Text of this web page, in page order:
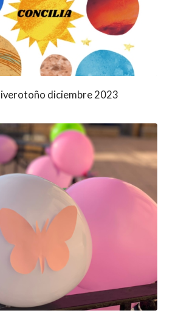
diciembre 2023